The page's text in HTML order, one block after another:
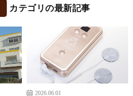
カテゴリの最新記事
2026.06.01